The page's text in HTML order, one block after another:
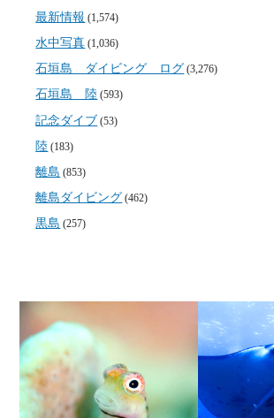
最新情報 (1,574)
水中写真 (1,036)
石垣島 ダイビング ログ (3,276)
石垣島 陸 (593)
記念ダイブ (53)
陸 (183)
離島 (853)
離島ダイビング (462)
黒島 (257)